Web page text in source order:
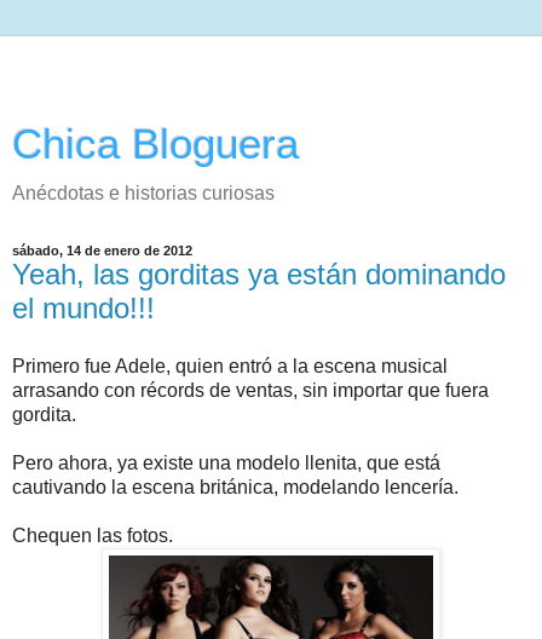
Chica Bloguera
Anécdotas e historias curiosas
sábado, 14 de enero de 2012
Yeah, las gorditas ya están dominando
el mundo!!!
Primero fue Adele, quien entró a la escena musical
arrasando con récords de ventas, sin importar que fuera
gordita.
Pero ahora, ya existe una modelo llenita, que está
cautivando la escena británica, modelando lencería.
Chequen las fotos.